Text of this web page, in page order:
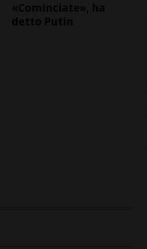
«Cominciate», ha
detto Putin